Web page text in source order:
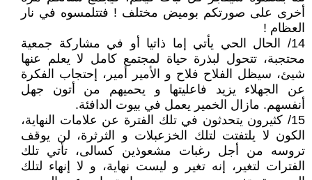
أخرى على صورتكم بوميض مختلف ! فتتلمسوه في نار
العظام !
14/ الحال الحي يأتي إما ذاتيا أو في مشاركة جمعية
محتجبة، تتحول لبذرة حياة لمجتمع كامل لا يعلم عنها
شيئ، سيظل الفلاح فلاح و الأمير أمير، إحتجاب الفكرة
عن الجهلاء يزيد فاعليتها و يحميهم من أتون جهل
أنفسهم. مازال الخمير يعمل في بيوت الدافئة.
15/ كثيرون يتحدثون في تلك الفترة عن علامات النهاية،
الكون لا يلتفتت لتلك الخزعبلات و الثرثرة، لن يوقف
تروسه من أجل رغبات مشعوذين كسالى، تأتي تلك
الفترات لتغير، إنه تغير و ليست نهاية، و لا إنهاء لتلك